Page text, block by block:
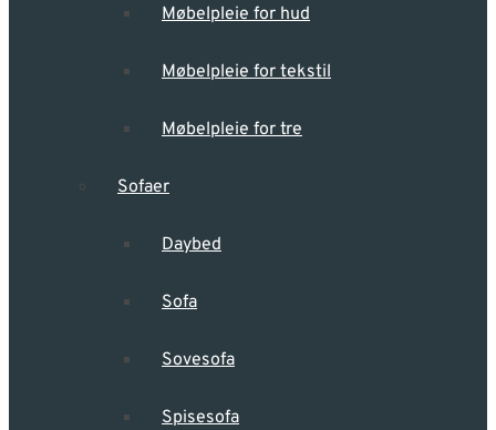
Møbelpleie for hud
Møbelpleie for tekstil
Møbelpleie for tre
Sofaer
Daybed
Sofa
Sovesofa
Spisesofa